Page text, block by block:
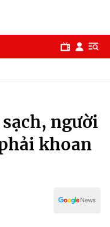
người
khoan